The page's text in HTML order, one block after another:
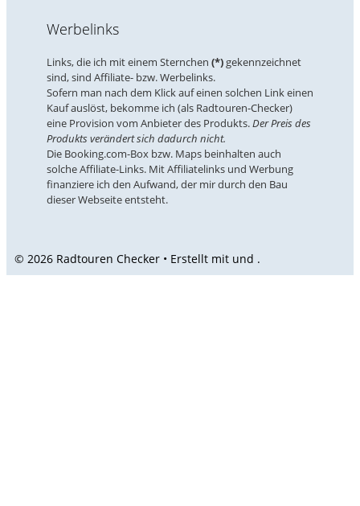
Werbelinks
Links, die ich mit einem Sternchen (*)gekennzeichnet
sind, sind Affiliate- bzw. Werbelinks.
Sofern man nach dem Klick auf einen solchen Link einen
Kauf auslöst, bekomme ich (als Radtouren-Checker)
eine Provision vom Anbieter des Produkts.Der Preis des
Produkts verändert sich dadurch nicht.
Die Booking.com-Box bzw. Maps beinhalten auch
solche Affiliate-Links. Mit Affiliatelinks und Werbung
finanziere ich den Aufwand, der mir durch den Bau
dieser Webseite entsteht.
© 2026 Radtouren Checker • Erstellt mit und .